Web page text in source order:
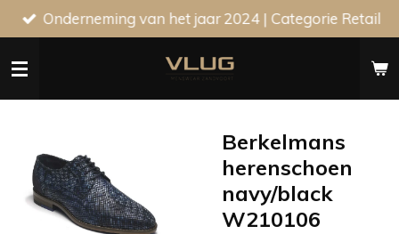
Ga
direct
naar
Onderneming van het jaar 2024 | Categorie Retail
Berkelmans
herenschoen
navy/black
W210106